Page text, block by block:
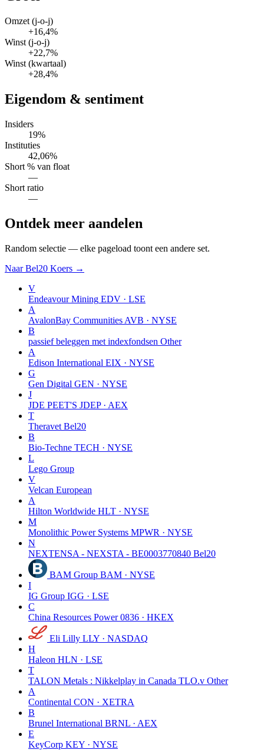
Omzet (j-o-j)
+16,4%
Winst (j-o-j)
+22,7%
Winst (kwartaal)
+28,4%
Eigendom & sentiment
Insiders
19%
Instituties
42,06%
Short % van float
—
Short ratio
—
Ontdek meer aandelen
Random selectie — elke pageload toont een andere set.
Naar Bel20 Koers →
V
Endeavour Mining EDV · LSE
A
AvalonBay Communities AVB · NYSE
B
passief beleggen met indexfondsen Other
A
Edison International EIX · NYSE
G
Gen Digital GEN · NYSE
J
JDE PEET'S JDEP · AEX
T
Theravet Bel20
B
Bio-Techne TECH · NYSE
L
Lego Group
V
Velcan European
A
Hilton Worldwide HLT · NYSE
M
Monolithic Power Systems MPWR · NYSE
N
NEXTENSA - NEXSTA - BE0003770840 Bel20
BAM Group BAM · NYSE
I
IG Group IGG · LSE
C
China Resources Power 0836 · HKEX
Eli Lilly LLY · NASDAQ
H
Haleon HLN · LSE
T
TALON Metals : Nikkelplay in Canada TLO.v Other
A
Continental CON · XETRA
B
Brunel International BRNL · AEX
E
KeyCorp KEY · NYSE